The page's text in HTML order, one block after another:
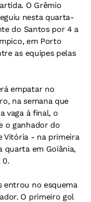
O Grêmio
nesta quarta-
do Santos por 4 a
em Porto
as equipes pelas
empatar no
na semana que
vaga à final, o
o ganhador do
Vitória - na primeira
quarta em Goiânia,
0.
entrou no esquema
O primeiro gol